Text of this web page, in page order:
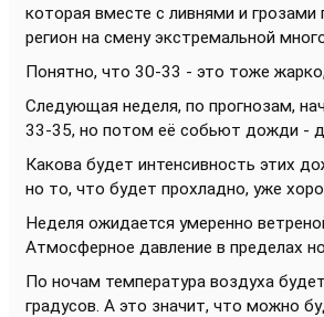
которая вместе с ливнями и грозами
регион на смену экстремальной
Понятно, что 30-33 - это тоже
Следующая неделя, по прогнозам,
33-35, но потом её собьют дожди -
Какова будет интенсивность этих
но то, что будет прохладно, уже
Неделя ожидается умеренно
Атмосферное давление в пределах
По ночам температура воздуха
градусов. А это значит, что можно